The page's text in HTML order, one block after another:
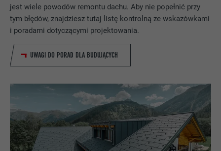
jest wiele powodów remontu dachu. Aby nie popełnić przy
tym błędów, znajdziesz tutaj listę kontrolną ze wskazówkami
i poradami dotyczącymi projektowania.
UWAGI DO PORAD DLA BUDUJĄCYCH